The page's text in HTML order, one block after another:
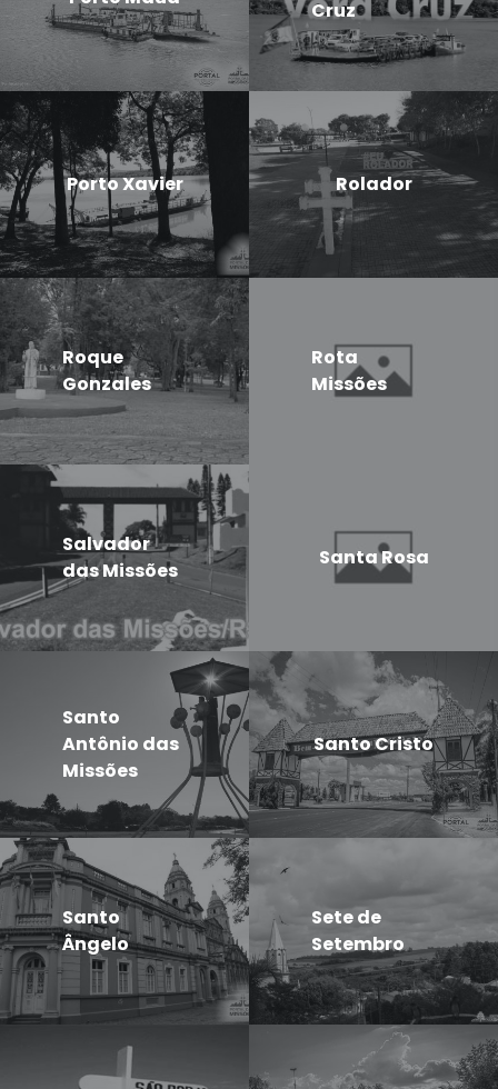
Cruz
Porto Xavier Rolador
Roque
Gonzales
Rota
Missões
Salvador
das Missões
Santa Rosa
Santo
Antônio das
Missões
Santo Cristo
Santo
Ângelo
Sete de
Setembro